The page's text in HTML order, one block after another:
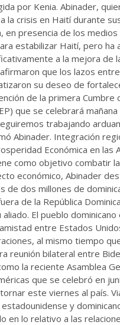
por Kenia. Abinader,
la crisis en Haití durante
en presencia de los
estabilizar Haití, pero
a la mejora de
que los lazos
su deseo de
de la primera
que se celebrará
trabajando
Abinader. Integración
Económica en
como objetivo combatir
económico, Abinader
de dos millones de
de la República
El pueblo
entre Estados
al mismo tiempo
reunión bilateral entre
la reciente Asamblea
que se celebró en
este viernes al país.
y
en lo relativo a las